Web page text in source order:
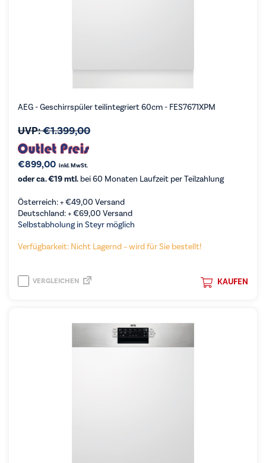
AEG - Geschirrspüler teilintegriert 60cm - FES7671XPM
UVP:€1.399,00
€899,00 inkl. MwSt.
oder ca. €19 mtl. bei 60 Monaten Laufzeit per Teilzahlung
Österreich: +€49,00 Versand
Deutschland: +€69,00 Versand
Selbstabholung in Steyr möglich
Verfügbarkeit: Nicht Lagernd – wird für Sie bestellt!
KAUFEN
VERGLEICHEN